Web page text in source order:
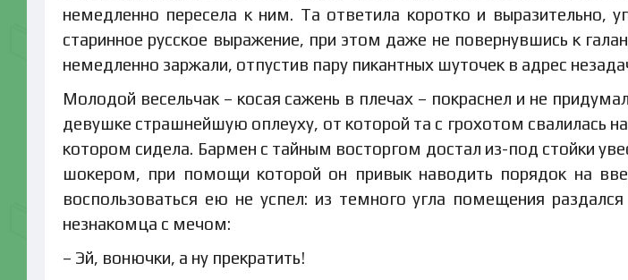
немедленно пересела к ним. Та ответила коротко и выразительно,
старинное русское выражение, при этом даже не повернувшись к
немедленно заржали, отпустив пару пикантных шуточек в адрес
Молодой весельчак – косая сажень в плечах – покраснел и не
девушке страшнейшую оплеуху, от которой та с грохотом свалилась
котором сидела. Бармен с тайным восторгом достал из-под стойки
шокером, при помощи которой он привык наводить порядок на
воспользоваться ею не успел: из темного угла помещения
незнакомца с мечом:
– Эй, вонючки, а ну прекратить!